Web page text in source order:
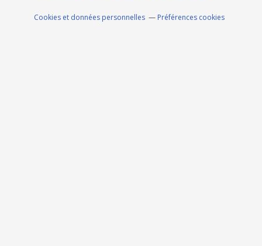
Cookies et données personnelles Préférences cookies